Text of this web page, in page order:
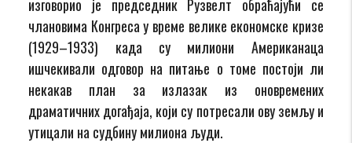
изговорио је председник Рузвелт обраћајући се
члановима Конгреса у време велике економске кризе
(1929–1933) када су милиони Американаца
ишчекивали одговор на питање о томе постоји ли
некакав план за излазак из оновремених
драматичних догађаја, који су потресали ову земљу и
утицали на судбину милиона људи.